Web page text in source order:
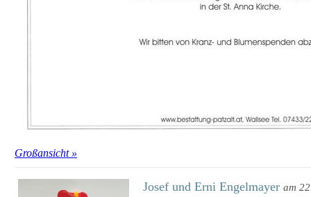
Großansicht »
Josef und Erni Engelmayer am